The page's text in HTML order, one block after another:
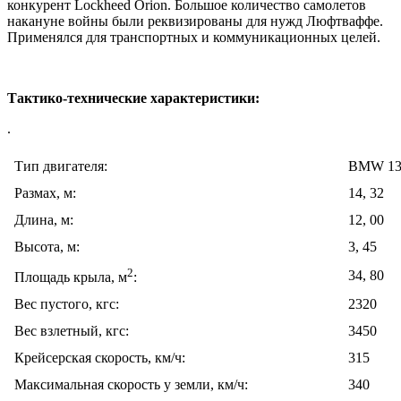
конкурент Lockheed Orion. Большое количество самолетов
накануне войны были реквизированы для нужд Люфтваффе.
Применялся для транспортных и коммуникационных целей.
Тактико-технические характеристики:
.
Тип двигателя:
BMW
Размах, м:
14, 32
Длина, м:
12, 00
Высота, м:
3, 45
Площадь крыла, м2:
34, 80
Вес пустого, кгс:
2320
Вес взлетный, кгс:
3450
Крейсерская скорость, км/ч:
315
Максимальная скорость у земли, км/ч:
340